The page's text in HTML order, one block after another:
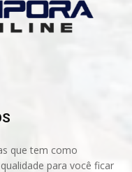
que tem como
para você ficar